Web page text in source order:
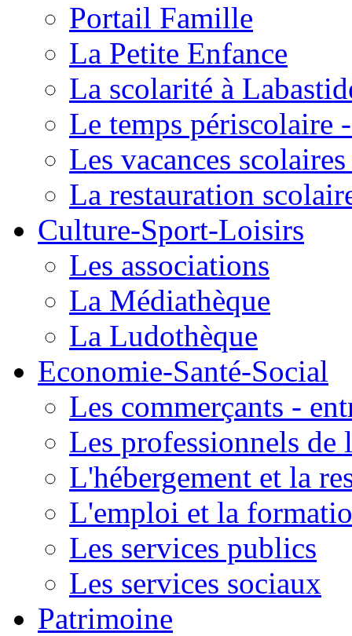
Portail Famille
La Petite Enfance
La scolarité à
Le temps périscolaire
Les vacances
La restauration
Culture-Sport-Loisirs
Les associations
La Médiathèque
La Ludothèque
Economie-Santé-Social
Les commerçants -
Les professionnels de
L'hébergement et la
L'emploi et la
Les services publics
Les services sociaux
Patrimoine